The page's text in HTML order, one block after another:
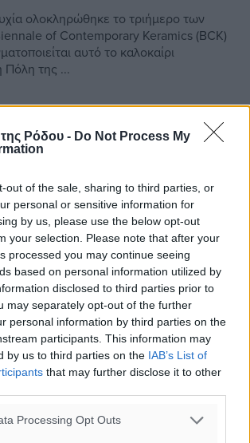
Ρόδου - Do Not Process My
out of the sale, sharing to third parties, or
personal or sensitive information for
by us, please use the below opt-out
your selection. Please note that after your
processed you may continue seeing
based on personal information utilized by
disclosed to third parties prior to
may separately opt-out of the further
personal information by third parties on the
participants. This information may
by us to third parties on the IAB’s List of
that may further disclose it to other
Processing Opt Outs
ολοκληρώθηκε το τριήμερο των
of Contemporary Keramics (BCK)
αυτό το καλοκαίρι
Πόλη της ...
Να επεκταθούν οι